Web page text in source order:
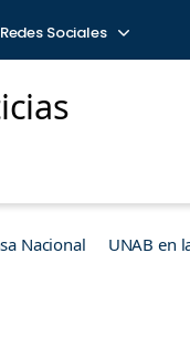
Redes Sociales
Nacional UNAB en